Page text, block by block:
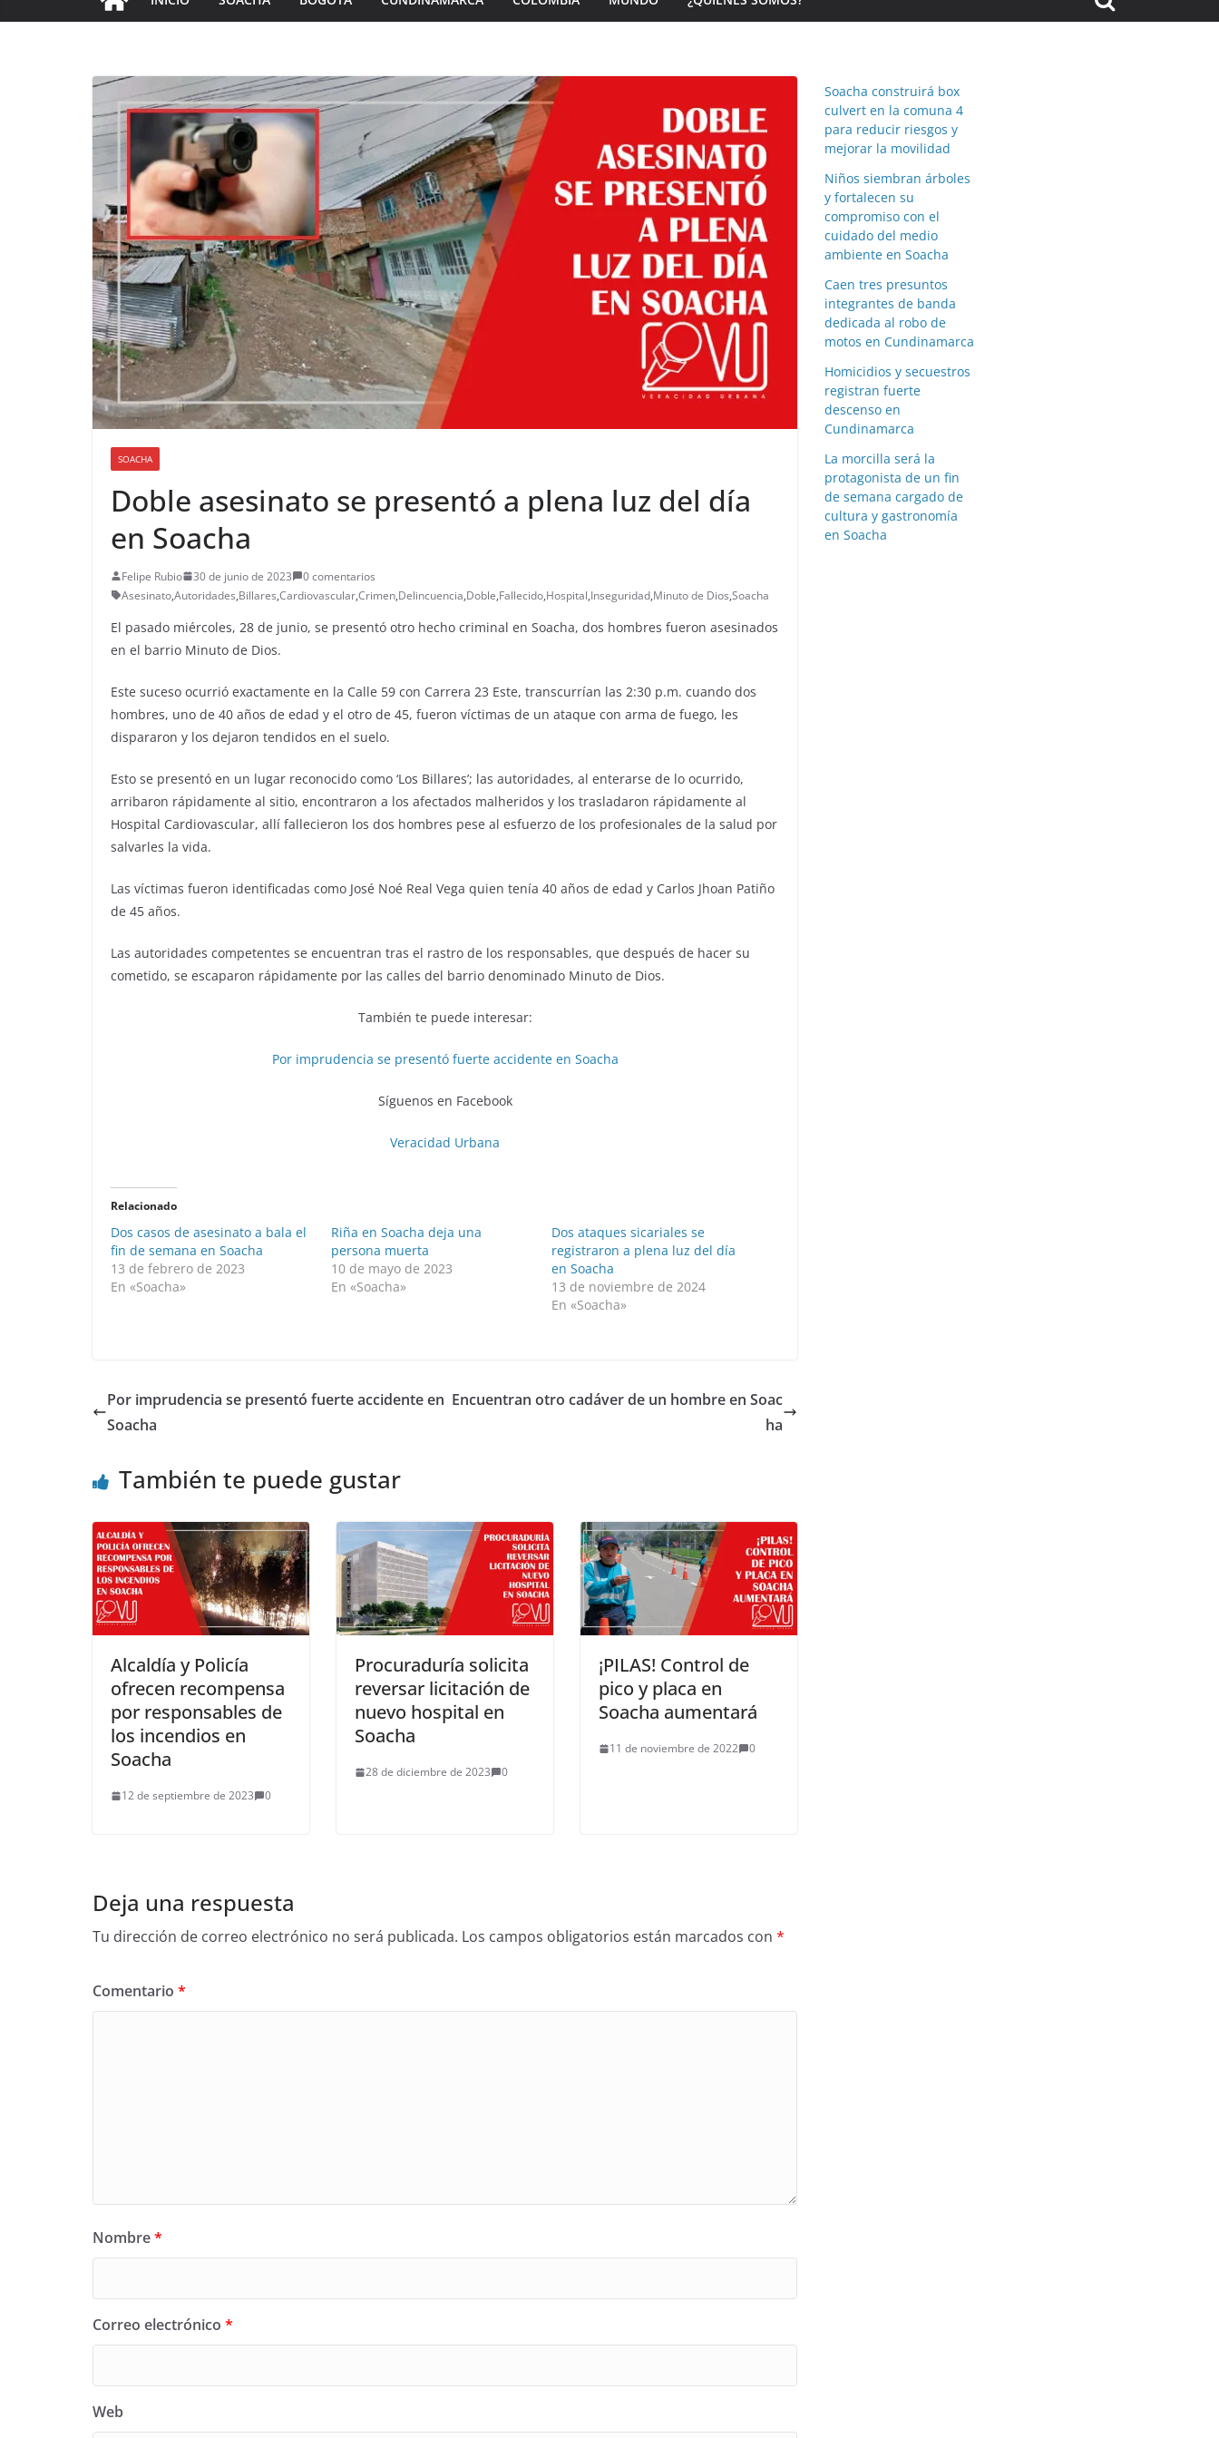
SOACHA
Doble asesinato se presentó a plena luz del día
en Soacha
Felipe Rubio 30 de junio de 2023
0 comentarios
Asesinato,Autoridades,Billares,Cardiovascular,Crimen,Delincuencia,Doble,Fallecido,Hospital,Inseguridad,Minuto de Dios,Soacha
El pasado miércoles, 28 de junio, se presentó otro hecho criminal en Soacha, dos hombres fueron asesinados
en el barrio Minuto de Dios.
Este suceso ocurrió exactamente en la Calle 59 con Carrera 23 Este, transcurrían las 2:30 p.m. cuando dos
hombres, uno de 40 años de edad y el otro de 45, fueron víctimas de un ataque con arma de fuego, les
dispararon y los dejaron tendidos en el suelo.
Esto se presentó en un lugar reconocido como ‘Los Billares’; las autoridades, al enterarse de lo ocurrido,
arribaron rápidamente al sitio, encontraron a los afectados malheridos y los trasladaron rápidamente al
Hospital Cardiovascular, allí fallecieron los dos hombres pese al esfuerzo de los profesionales de la salud por
salvarles la vida.
Las víctimas fueron identificadas como José Noé Real Vega quien tenía 40 años de edad y Carlos Jhoan Patiño
de 45 años.
Las autoridades competentes se encuentran tras el rastro de los responsables, que después de hacer su
cometido, se escaparon rápidamente por las calles del barrio denominado Minuto de Dios.
También te puede interesar:
Por imprudencia se presentó fuerte accidente en Soacha
Síguenos en Facebook
Veracidad Urbana
Relacionado
Dos casos de asesinato a bala el
fin de semana en Soacha
13 de febrero de 2023
En «Soacha»
Riña en Soacha deja una
persona muerta
10 de mayo de 2023
En «Soacha»
Dos ataques sicariales se
registraron a plena luz del día
en Soacha
13 de noviembre de 2024
En «Soacha»
Por imprudencia se presentó fuerte accidente en
Soacha
Encuentran otro cadáver de un hombre en Soac
ha
También te puede gustar
Alcaldía y Policía
ofrecen recompensa
por responsables de
los incendios en
Soacha
12 de septiembre de 2023 0
Procuraduría solicita
reversar licitación de
nuevo hospital en
Soacha
28 de diciembre de 2023 0
¡PILAS! Control de
pico y placa en
Soacha aumentará
11 de noviembre de 2022 0
Deja una respuesta
Tu dirección de correo electrónico no será publicada. Los campos obligatorios están marcados con *
Comentario *
Nombre*
Correo electrónico *
Web
Soacha construirá box
culvert en la comuna 4
para reducir riesgos y
mejorar la movilidad
Niños siembran árboles
y fortalecen su
compromiso con el
cuidado del medio
ambiente en Soacha
Caen tres presuntos
integrantes de banda
dedicada al robo de
motos en Cundinamarca
Homicidios y secuestros
registran fuerte
descenso en
Cundinamarca
La morcilla será la
protagonista de un fin
de semana cargado de
cultura y gastronomía
en Soacha